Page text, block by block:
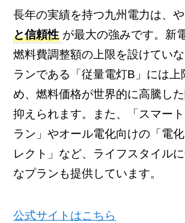
長年の実績を持つ九州電力は、や
と信頼性 が最大の強みです。新
燃料費調整額の上限を設けてい
ランである「従量電灯B」には上
め、燃料価格が世界的に高騰し
抑えられます。また、「スマー
ラン」やオール電化向けの「電
レクト」など、ライフスタイル
なプランも提供しています。
公式サイトはこちら